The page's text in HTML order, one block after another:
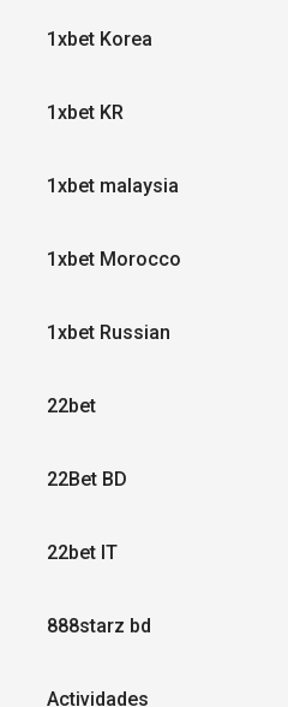
1xbet Korea
1xbet KR
1xbet malaysia
1xbet Morocco
1xbet Russian
22bet
22Bet BD
22bet IT
888starz bd
Actividades